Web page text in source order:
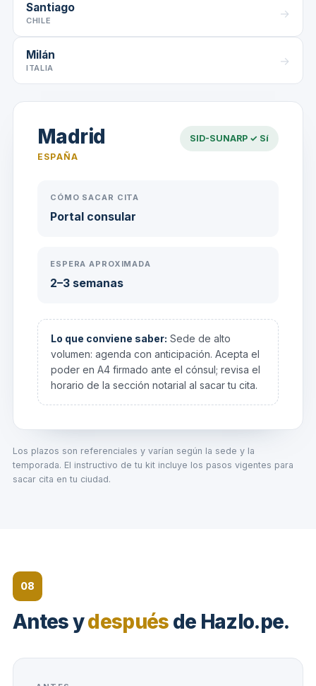
Santiago
CHILE
→
Milán
ITALIA
→
Madrid
ESPAÑA
SID-SUNARP ✓ Sí
CÓMO SACAR CITA
Portal consular
ESPERA APROXIMADA
2–3 semanas
Lo que conviene saber: Sede de alto
volumen: agenda con anticipación. Acepta el
poder en A4 firmado ante el cónsul; revisa el
horario de la sección notarial al sacar tu cita.
Los plazos son referenciales y varían según la sede y la
temporada. El instructivo de tu kit incluye los pasos vigentes para
sacar cita en tu ciudad.
08
Antes ydespués de Hazlo.pe.